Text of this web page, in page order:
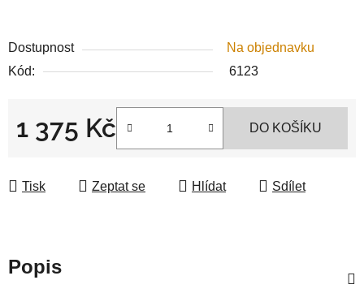
Dostupnost
Na objednavku
Kód:
6123
1 375 Kč DO KOŠÍKU
Tisk Zeptat se Hlídat Sdílet
Popis